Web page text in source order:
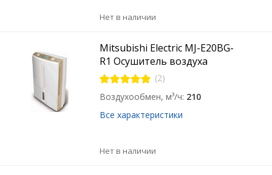
Нет в наличии
Mitsubishi Electric MJ-E20BG-
R1 Осушитель воздуха
(2)
Воздухообмен, м³/ч 210
Все характеристики
Нет в наличии